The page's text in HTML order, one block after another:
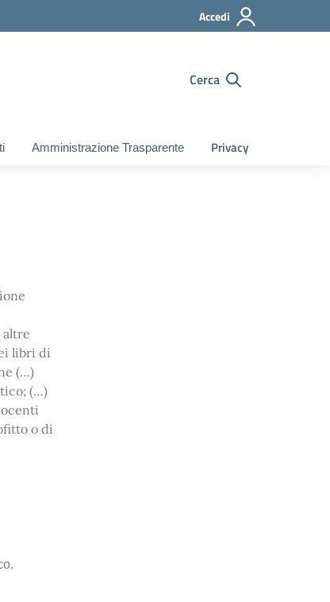
Accedi
Cerca
Amministrazione Trasparente Privacy
altre
libri di
(…)
(…)
o di